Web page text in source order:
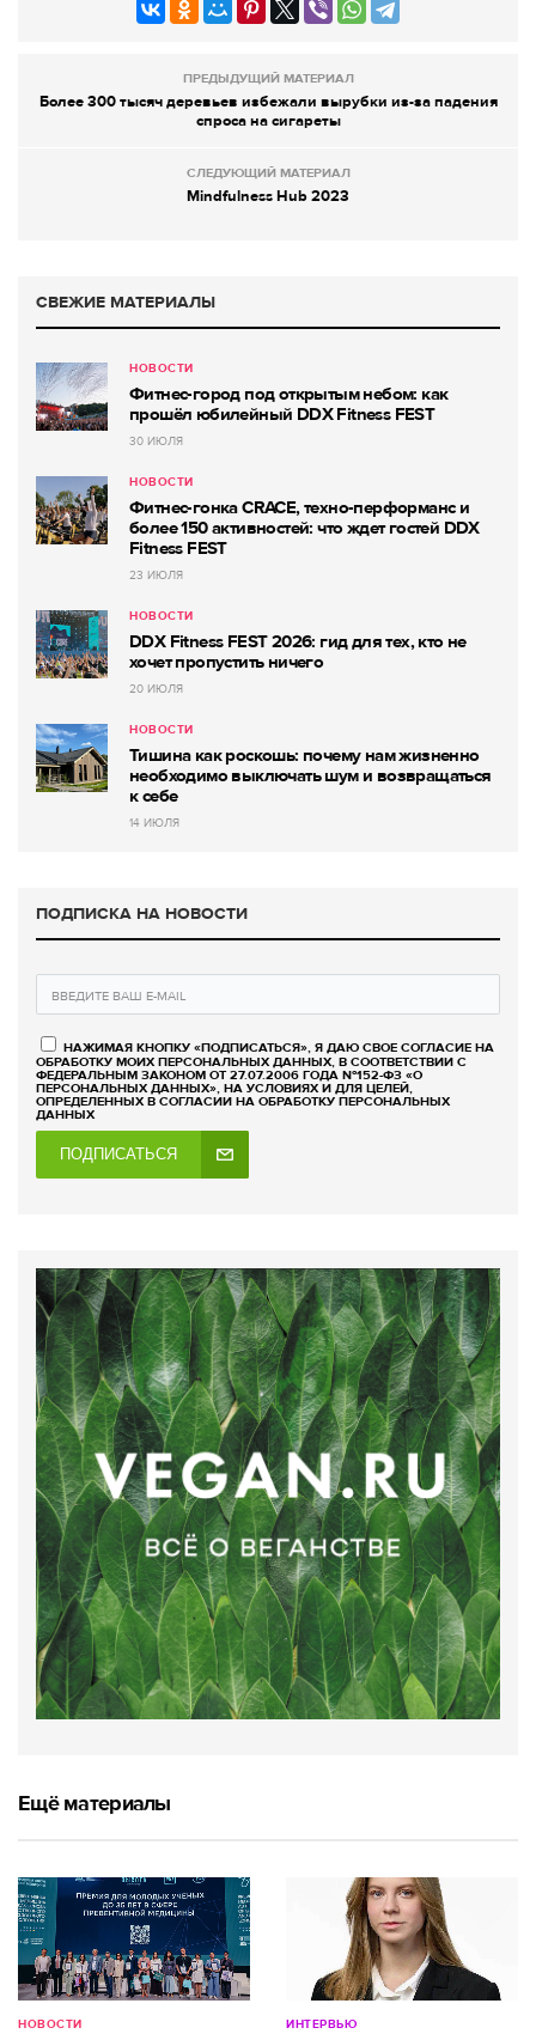
ПРЕДЫДУЩИЙ МАТЕРИАЛ
Более 300 тысяч деревьев избежали вырубки из-за падения
спроса на сигареты
СЛЕДУЮЩИЙ МАТЕРИАЛ
Mindfulness Hub 2023
СВЕЖИЕ МАТЕРИАЛЫ
НОВОСТИ
Фитнес-город под открытым небом: как
прошёл юбилейный DDX Fitness FEST
30 ИЮЛЯ
НОВОСТИ
Фитнес-гонка CRACE, техно-перформанс и
более 150 активностей: что ждет гостей DDX
Fitness FEST
23 ИЮЛЯ
НОВОСТИ
DDX Fitness FEST 2026: гид для тех, кто не
хочет пропустить ничего
20 ИЮЛЯ
НОВОСТИ
Тишина как роскошь: почему нам жизненно
необходимо выключать шум и возвращаться
к себе
14 ИЮЛЯ
ПОДПИСКА НА НОВОСТИ
НАЖИМАЯ КНОПКУ «ПОДПИСАТЬСЯ», Я ДАЮ СВОЕ СОГЛАСИЕ НА
ОБРАБОТКУ МОИХ ПЕРСОНАЛЬНЫХ ДАННЫХ, В СООТВЕТСТВИИ С
ФЕДЕРАЛЬНЫМ ЗАКОНОМ ОТ 27.07.2006 ГОДА №152-ФЗ «О
ПЕРСОНАЛЬНЫХ ДАННЫХ», НА УСЛОВИЯХ И ДЛЯ ЦЕЛЕЙ,
ОПРЕДЕЛЕННЫХ В СОГЛАСИИ НА ОБРАБОТКУ ПЕРСОНАЛЬНЫХ
ДАННЫХ
ПОДПИСАТЬСЯ
Ещё материалы
НОВОСТИ ИНТЕРВЬЮ